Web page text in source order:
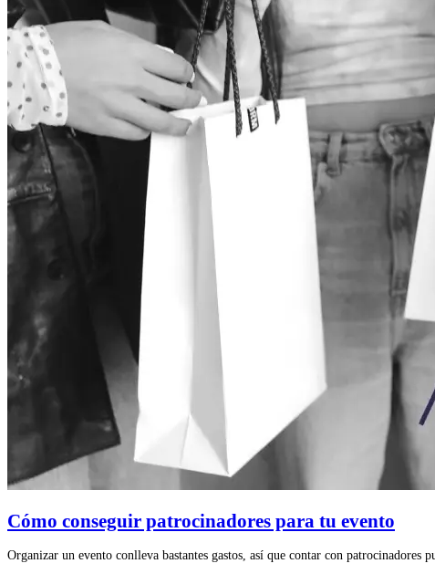
Cómo conseguir patrocinadores para tu evento
Organizar un evento conlleva bastantes gastos, así que contar con